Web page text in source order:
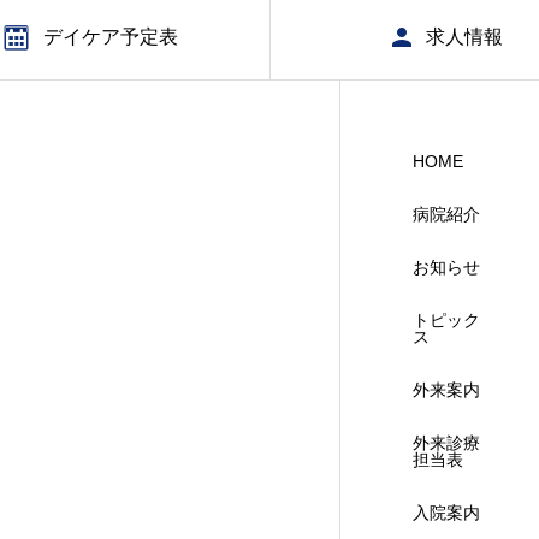
デイケア予定表 求人情報
HOME
病院紹介
お知らせ
トピック
ス
外来案内
外来診療
担当表
入院案内